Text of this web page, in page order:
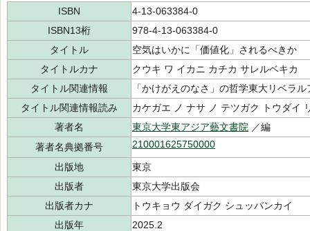
ISBN
4-13-063384-0
ISBN13桁
978-4-13-063384-0
タイトル
空気はいかに「価値化」されるべきか
タイトルカナ
クウキ ワ イカニ カチカ サレルベキカ
タイトル関連情報
「かけがえのなさ」の哲学東大リベラ
タイトル関連情報読み
カケガエ ノ ナサ ノ テツガク トウダイ
著者名
東京大学東アジア藝文書院 ／編
著者名典拠番号
210001625750000
出版地
東京
出版者
東京大学出版会
出版者カナ
トウキョウ ダイガク シュッパンカイ
出版年
2025.2